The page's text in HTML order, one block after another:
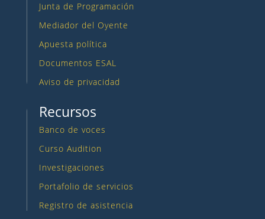
Junta de Programación
Mediador del Oyente
Apuesta política
Documentos ESAL
Aviso de privacidad
Recursos
Banco de voces
Curso Audition
Investigaciones
Portafolio de servicios
Registro de asistencia